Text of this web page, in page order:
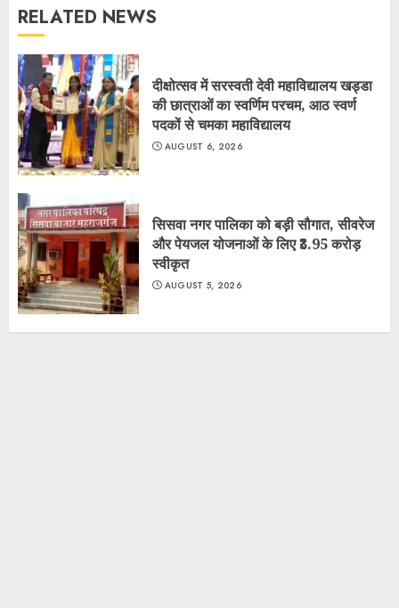
RELATED NEWS
दीक्षोत्सव में सरस्वती देवी महाविद्यालय खड्डा
की छात्राओं का स्वर्णिम परचम, आठ स्वर्ण
पदकों से चमका महाविद्यालय
AUGUST 6, 2026
सिसवा नगर पालिका को बड़ी सौगात, सीवरेज
और पेयजल योजनाओं के लिए ₹3.95 करोड़
स्वीकृत
AUGUST 5, 2026